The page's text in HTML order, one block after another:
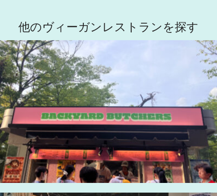
他のヴィーガンレストランを探す